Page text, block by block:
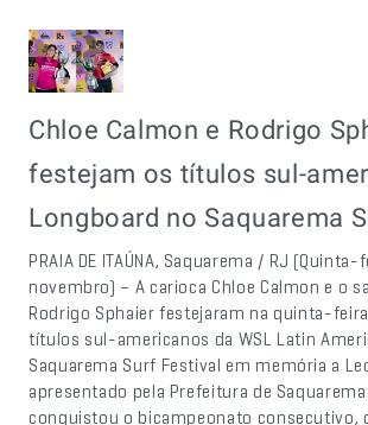
Chloe Calmon e Rodrigo
festejam os títulos sul-
Longboard no Saquarema
PRAIA DE ITAÚNA, Saquarema / RJ
novembro) – A carioca Chloe Calmon e o
Rodrigo Sphaier festejaram na quinta-
títulos sul-americanos da WSL Latin
Saquarema Surf Festival em memória a
apresentado pela Prefeitura de
conquistou o bicampeonato consecutivo,